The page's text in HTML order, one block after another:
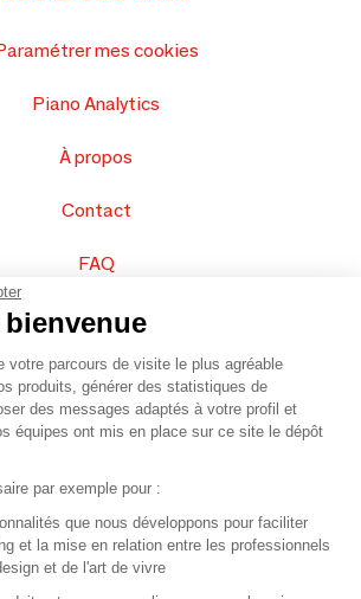
mes cookies
Piano Analytics
À propos
Contact
FAQ
Vendez vos produits
Plan du site
–Organisation SAFI
Recrutement
votre parcours de visite le plus agréable
produits, générer des statistiques de
des messages adaptés à votre profil et
équipes ont mis en place sur ce site le dépôt
par exemple pour :
que nous développons pour faciliter
et la mise en relation entre les professionnels
et de l'art de vivre